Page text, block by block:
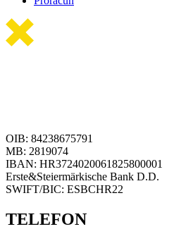
OIB: 84238675791
MB: 2819074
IBAN: HR3724020061825800001
Erste&Steiermärkische Bank D.D.
SWIFT/BIC: ESBCHR22
TELEFON